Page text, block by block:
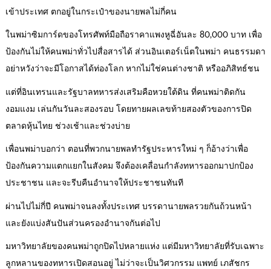
เข้าประเทศ ตกอยู่ในกระเป๋าของนายพลไม่กี่คน
ในพม่าซิมการ์ดของโทรศัพท์มือถือราคาแพงหูฉี่อันละ 80,000 บาท เพื่อ
ป้องกันไม่ให้คนพม่าทั่วไปสื่อสารได้ ส่วนอินเตอร์เน็ตในพม่า คนธรรมดา
อย่าหวังว่าจะมีโอกาสได้ท่องโลก หากไม่ใช่คนต่างชาติ หรืออภิสิทธ์ชน
แต่ที่อินเทรนและรัฐบาลทหารส่งเสริมคือหวยใต้ดิน ที่คนพม่าติดกัน
งอมแงม เล่นกันวันละสองรอบ โดยทายผลเลขท้ายสองตัวของการปิด
ตลาดหุ้นไทย ช่วงเช้าและช่วงบ่าย
เพื่อนพม่าบอกว่า ตอนที่พวกนายพลทำรัฐประหารใหม่ ๆ ก็อ้างว่าเพื่อ
ป้องกันความแตกแยกในสังคม จึงต้องเคลื่อนกำลังทหารออกมาปกป้อง
ประชาชน และจะรีบคืนอำนาจให้ประชาชนทันที
ผ่านไปไม่กี่ปี คนพม่าจนลงทั้งประเทศ บรรดานายพลรวยกันถ้วนหน้า
และยังแบ่งสันปันส่วนครองอำนาจกันต่อไป
มหาวิทยาลัยของคนพม่าถูกปิดไปหลายแห่ง แต่มีมหาวิทยาลัยที่รับเฉพาะ
ลูกหลานของทหารเปิดสอนอยู่ ไม่ว่าจะเป็นวิศวกรรม แพทย์ เภสัชกร